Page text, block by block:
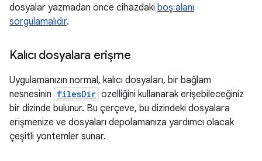
dosyalar yazmadan önce cihazdaki boş alanı
sorgulamalıdır.
Kalıcı dosyalara erişme
Uygulamanızın normal, kalıcı dosyaları, bir bağlam
nesnesinin filesDir özelliğini kullanarak erişebileceğiniz
bir dizinde bulunur. Bu çerçeve, bu dizindeki dosyalara
erişmenize ve dosyaları depolamanıza yardımcı olacak
çeşitli yöntemler sunar.